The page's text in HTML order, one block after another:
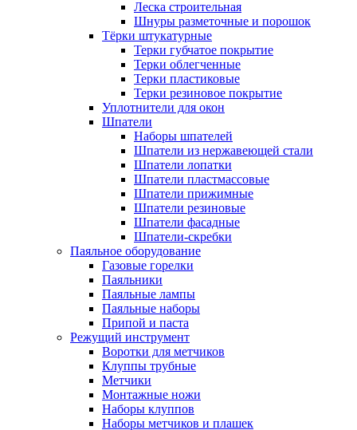
Леска строительная
Шнуры разметочные и порошок
Тёрки штукатурные
Терки губчатое покрытие
Терки облегченные
Терки пластиковые
Терки резиновое покрытие
Уплотнители для окон
Шпатели
Наборы шпателей
Шпатели из нержавеющей стали
Шпатели лопатки
Шпатели пластмассовые
Шпатели прижимные
Шпатели резиновые
Шпатели фасадные
Шпатели-скребки
Паяльное оборудование
Газовые горелки
Паяльники
Паяльные лампы
Паяльные наборы
Припой и паста
Режущий инструмент
Воротки для метчиков
Клуппы трубные
Метчики
Монтажные ножи
Наборы клуппов
Наборы метчиков и плашек